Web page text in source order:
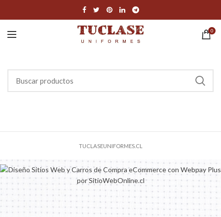
0
TUCLASEUNIFORMES.CL